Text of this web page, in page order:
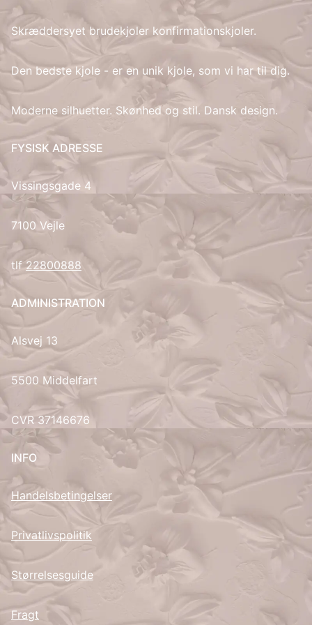
IT
LV
LT
RU
ES
Skræddersyet brudekjoler konfirmationskjoler.
Den bedste kjole - er en unik kjole, som vi har til dig.
Moderne silhuetter. Skønhed og stil. Dansk design.
FYSISK ADRESSE
Vissingsgade 4
7100 Vejle
tlf22800888
ADMINISTRATION
Alsvej 13
5500 Middelfart
CVR 37146676
INFO
Handelsbetingelser
Privatlivspolitik
Størrelsesguide
Fragt